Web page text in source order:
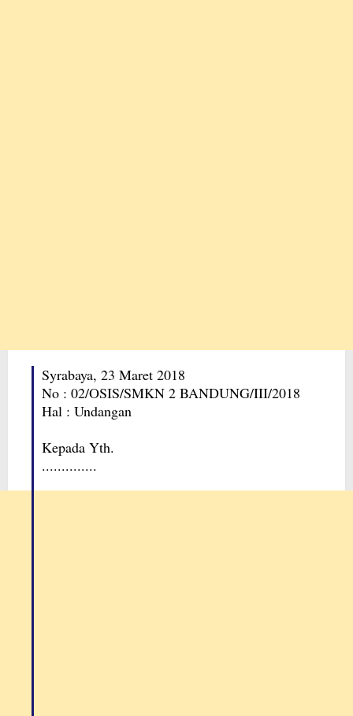
Syrabaya, 23 Maret 2018
No : 02/OSIS/SMKN 2 BANDUNG/III/2018
Hal : Undangan
Kepada Yth.
..............